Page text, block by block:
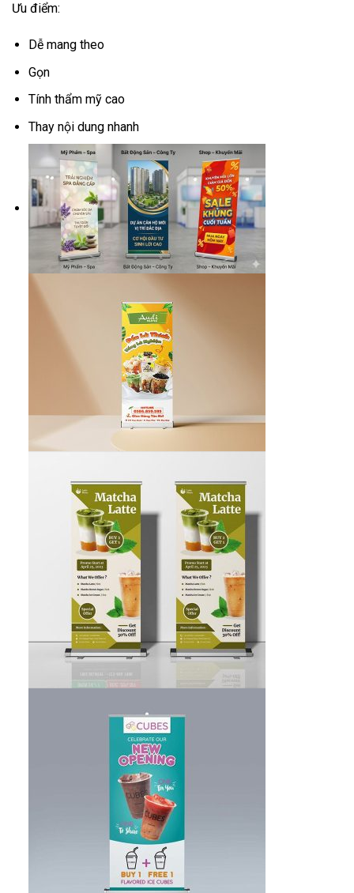
Ưu điểm:
Dễ mang theo
Gọn
Tính thẩm mỹ cao
Thay nội dung nhanh